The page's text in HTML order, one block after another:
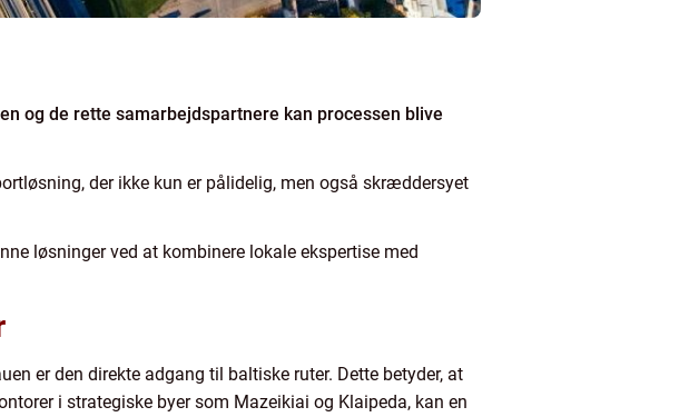
og de rette samarbejdspartnere kan processen blive
der ikke kun er pålidelig, men også skræddersyet
løsninger ved at kombinere lokale ekspertise med
er den direkte adgang til baltiske ruter. Dette betyder, at
i strategiske byer som Mazeikiai og Klaipeda, kan en